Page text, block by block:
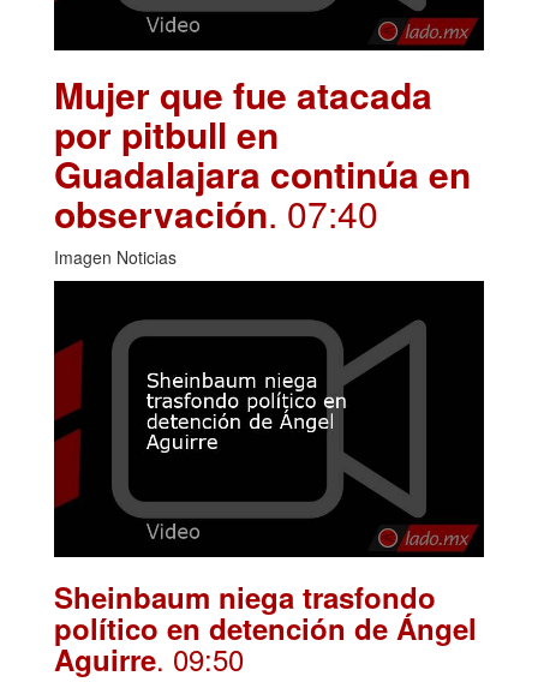
Mujer que fue atacada
por pitbull en
Guadalajara continúa en
observación. 07:40
Imagen Noticias
Sheinbaum niega trasfondo
político en detención de Ángel
Aguirre. 09:50